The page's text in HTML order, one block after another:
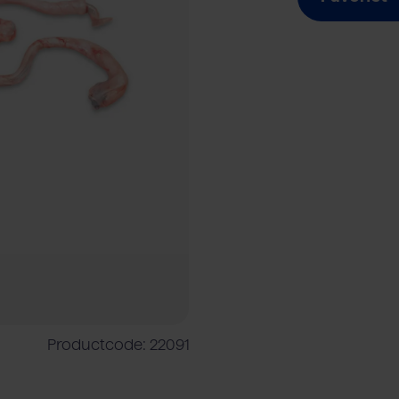
Vleesverwerkende industrie
Productcode: 22091